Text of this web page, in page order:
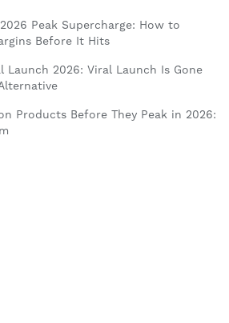
Peak Supercharge: How to
Before It Hits
Launch 2026: Viral Launch Is Gone
Products Before They Peak in 2026: